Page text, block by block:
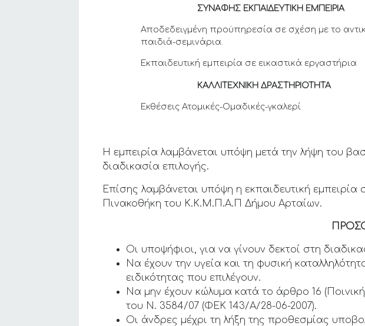
ΣΥΝΑΦΗΣ ΕΚΠΑΙΔΕΥΤΙΚΗ ΕΜΠΕΙΡΙΑ
Αποδεδειγμένη προϋπηρεσία σε σχέση με το
παιδιά-σεμινάρια.
Εκπαιδευτική εμπειρία σε εικαστικά εργαστήρια
ΚΑΛΛΙΤΕΧΝΙΚΗ ΔΡΑΣΤΗΡΙΟΤΗΤΑ
Εκθέσεις Ατομικές-Ομαδικές-γκαλερί
Η εμπειρία λαμβάνεται υπόψη μετά την λήψη του
διαδικασία επιλογής.
Επίσης λαμβάνεται υπόψη η εκπαιδευτική
Πινακοθήκη του Κ.Κ.Μ.Π.Α.Π Δήμου Αρταίων.
Οι υποψήφιοι, για να γίνουν δεκτοί στη
Να έχουν την υγεία και τη φυσική
ειδικότητας που επιλέγουν.
Να μην έχουν κώλυμα κατά το άρθρο 16
του Ν. 3584/07 (ΦΕΚ 143/Α/28-06-2007).
Οι άνδρες μέχρι τη λήξη της προθεσμίας